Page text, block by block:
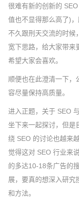
很难有新的创新的
值也不显得那么高了)
不久跟刑天交流的时候
宽下思路，给大家带来
希望大家会喜欢。
顺便也在此澄清一下，
容尽量保持高质量。
进入正题，关于 SEO
坐下来一起探讨，但是
绕 SEO 的讨论也越来
觉得这对 SEO 行业来
的多达10-18条广告的
展，要真的想深入研究
和方法。